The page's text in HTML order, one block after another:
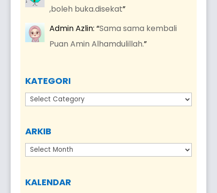
,boleh buka.disekat”
Admin Azlin: “Sama sama kembali
Puan Amin Alhamdulillah.”
KATEGORI
Kategori
ARKIB
Arkib
KALENDAR